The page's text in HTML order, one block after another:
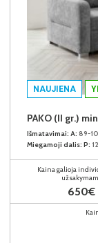
NAUJIENA
PAKO (II gr.)
Išmatavimai: A: 89-
Miegamoji dalis: P:
Kaina galioja
650€